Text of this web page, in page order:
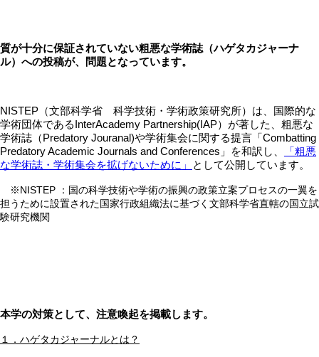
質が十分に保証されていない粗悪な学術誌（ハゲタカジャーナ
ル）への投稿が、問題となっています。
NISTEP（文部科学省 科学技術・学術政策研究所）は、国際的な
学術団体であるInterAcademy Partnership(IAP）が著した、粗悪な
学術誌（Predatory Jouranal)や学術集会に関する提言「Combatting
Predatory Academic Journals and Conferences」を和訳し、
「粗悪
な学術誌・学術集会を拡げないために」
として公開しています。
※NISTEP ：国の科学技術や学術の振興の政策立案プロセスの一翼を
担うために設置された国家行政組織法に基づく文部科学省直轄の国立試
験研究機関
本学の対策として、注意喚起を掲載します。
１．ハゲタカジャーナルとは？